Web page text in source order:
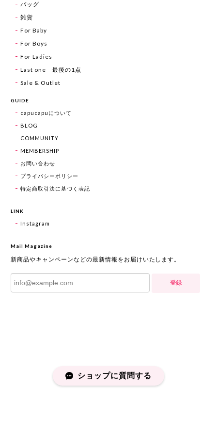
バッグ
雑貨
For Baby
For Boys
For Ladies
Last one 最後の1点
Sale & Outlet
GUIDE
capucapuについて
BLOG
COMMUNITY
MEMBERSHIP
お問い合わせ
プライバシーポリシー
特定商取引法に基づく表記
LINK
Instagram
Mail Magazine
新商品やキャンペーンなどの最新情報をお届けいたします。
登録
ショップに質問する